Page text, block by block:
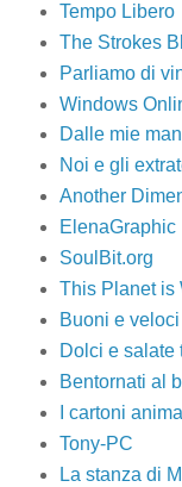
Tempo Libero
The Strokes
Parliamo di
Windows
Dalle mie
Noi e gli
Another
ElenaGraphic
SoulBit.org
This Planet is
Buoni e veloci
Dolci e salate
Bentornati al
I cartoni
Tony-PC
La stanza di